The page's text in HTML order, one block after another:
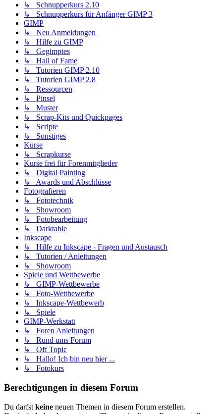
↳ Schnupperkurs 2.10
↳ Schnupperkurs für Anfänger GIMP 3
GIMP
↳ Neu Anmeldungen
↳ Hilfe zu GIMP
↳ Gegimptes
↳ Hall of Fame
↳ Tutorien GIMP 2.10
↳ Tutorien GIMP 2.8
↳ Ressourcen
↳ Pinsel
↳ Muster
↳ Scrap-Kits und Quickpages
↳ Scripte
↳ Sonstiges
Kurse
↳ Scrapkurse
Kurse frei für Forenmitglieder
↳ Digital Painting
↳ Awards und Abschlüsse
Fotografieren
↳ Fototechnik
↳ Showroom
↳ Fotobearbeitung
↳ Darktable
Inkscape
↳ Hilfe zu Inkscape - Fragen und Austausch
↳ Tutorien / Anleitungen
↳ Showroom
Spiele und Wettbewerbe
↳ GIMP-Wettbewerbe
↳ Foto-Wettbewerbe
↳ Inkscape-Wettbewerb
↳ Spiele
GIMP-Werkstatt
↳ Foren Anleitungen
↳ Rund ums Forum
↳ Off Topic
↳ Hallo! Ich bin neu hier ...
↳ Fotokurs
Berechtigungen in diesem Forum
Du darfst keine neuen Themen in diesem Forum erstellen.